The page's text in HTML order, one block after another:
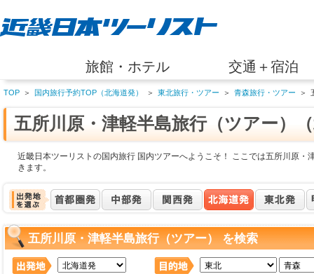
旅館・ホテル 交通＋宿泊
TOP ＞ 国内旅行予約TOP（北海道発） ＞ 東北旅行・ツアー ＞ 青森旅行・ツアー ＞
五所川原・津軽半島旅行（ツアー）
近畿日本ツーリストの国内旅行 国内ツアーへようこそ！ ここでは五所川原・
きます。
五所川原・津軽半島旅行（ツアー） を検索